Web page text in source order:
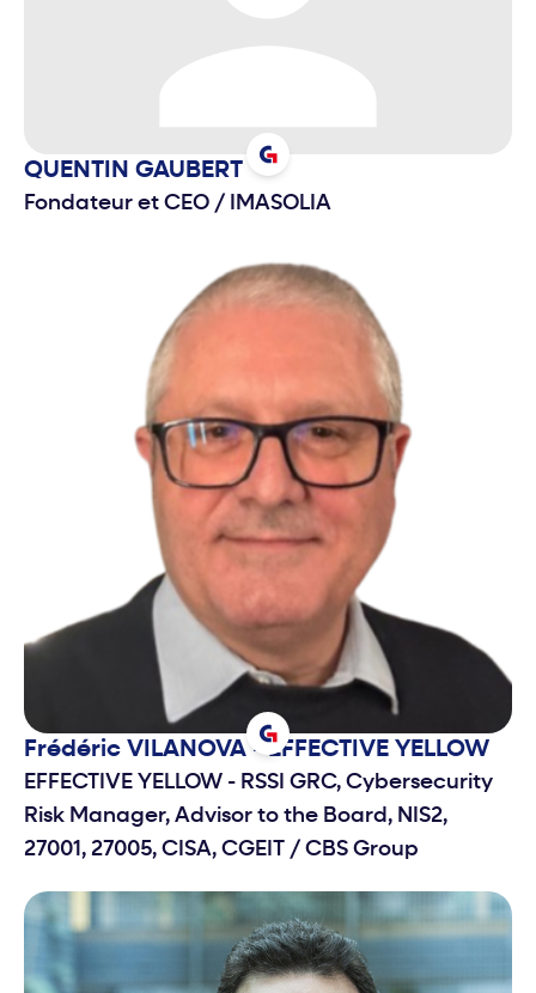
QUENTIN GAUBERT
Fondateur et CEO / IMASOLIA
Frédéric VILANOVA - EFFECTIVE YELLOW
EFFECTIVE YELLOW - RSSI GRC, Cybersecurity
Risk Manager, Advisor to the Board, NIS2,
27001, 27005, CISA, CGEIT / CBS Group